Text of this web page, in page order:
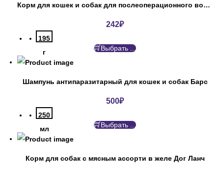
Корм для кошек и собак для послеоперационного восстановления Пурина
242₽
195
г
Выбрать ...
Шампунь антипаразитарный для кошек и собак Барс
500₽
250
мл
Выбрать ...
Корм для собак с мясным ассорти в желе Дог Ланч